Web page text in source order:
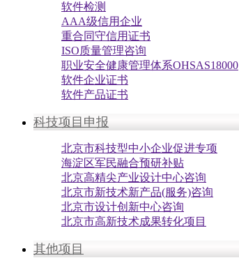
软件检测
AAA级信用企业
重合同守信用证书
ISO质量管理咨询
职业安全健康管理体系OHSAS18000
软件企业证书
软件产品证书
科技项目申报
北京市科技型中小企业促进专项
海淀区军民融合预研补贴
北京高精尖产业设计中心咨询
北京市新技术新产品(服务)咨询
北京市设计创新中心咨询
北京市高新技术成果转化项目
其他项目